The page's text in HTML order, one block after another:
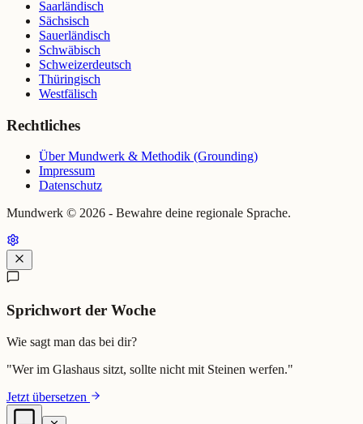
Saarländisch
Sächsisch
Sauerländisch
Schwäbisch
Schweizerdeutsch
Thüringisch
Westfälisch
Rechtliches
Über Mundwerk & Methodik (Grounding)
Impressum
Datenschutz
Mundwerk © 2026 - Bewahre deine regionale Sprache.
Sprichwort der Woche
Wie sagt man das bei dir?
"Wer im Glashaus sitzt, sollte nicht mit Steinen werfen."
Jetzt übersetzen